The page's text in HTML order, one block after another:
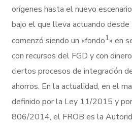
orígenes hasta el nuevo
bajo el que lleva actuando desde
comenzó siendo un «fondo1» en
con recursos del FGD y con
ciertos procesos de integración
ahorros. En la actualidad, en el
definido por la Ley 11/2015 y
806/2014, el FROB es la